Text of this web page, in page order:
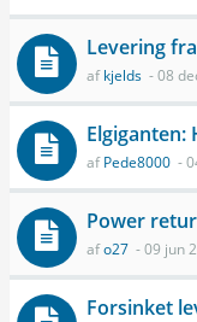
Levering
afkjelds - 08
Elgiganten:
afPede8000 -
Power
afo27 - 09 jun
Forsinket